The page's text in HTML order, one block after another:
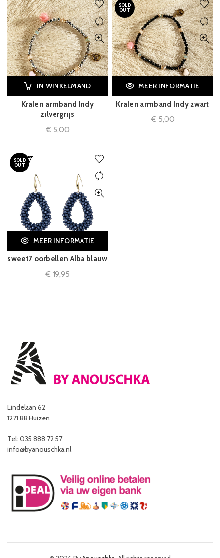
IN WINKELMAND
Kralen armband Indy
zilvergrijs
€ 5,00
SOLD
OUT
MEER INFORMATIE
Kralen armband Indy zwart
€ 5,00
SOLD
OUT
MEER INFORMATIE
sweet7 oorbellen Alba blauw
€ 19,95
Lindelaan 62
1271 BB Huizen
Tel: 035 888 72 57
info@byanouschka.nl